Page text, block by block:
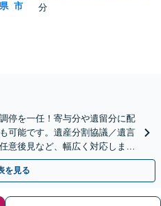
県 市
分
停を一任！寄与分や遺留分に配
可能です。遺産分割協議／遺言
意後見など、幅広く対応します
】
を見る